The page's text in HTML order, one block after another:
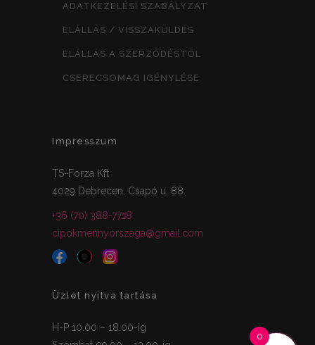
ADATKEZELÉSI SZABÁLYZAT
ELÁLLÁS / VISSZAKÜLDÉS
ELÁLLÁS A SZERZŐDÉSTŐL
CSERECSOMAG IGÉNYLÉSE
Impresszum
TS-Forza Kft
4029 Debrecen, Csapó u. 88.
+36 (70) 388-7718
cipokmennyorszaga@gmail.com
Üzlet nyitva tartása
H-P 10.00 – 18.00-ig
0